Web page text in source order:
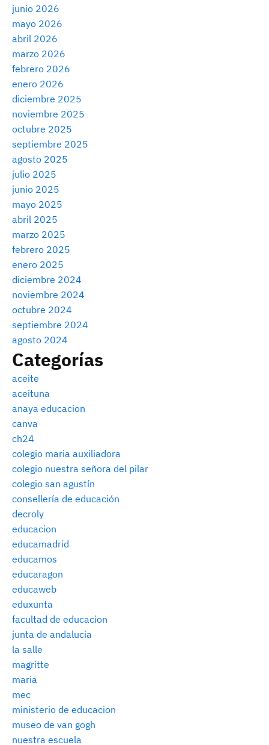
junio 2026
mayo 2026
abril 2026
marzo 2026
febrero 2026
enero 2026
diciembre 2025
noviembre 2025
octubre 2025
septiembre 2025
agosto 2025
julio 2025
junio 2025
mayo 2025
abril 2025
marzo 2025
febrero 2025
enero 2025
diciembre 2024
noviembre 2024
octubre 2024
septiembre 2024
agosto 2024
Categorías
aceite
aceituna
anaya educacion
canva
ch24
colegio maria auxiliadora
colegio nuestra señora del pilar
colegio san agustín
consellería de educación
decroly
educacion
educamadrid
educamos
educaragon
educaweb
eduxunta
facultad de educacion
junta de andalucia
la salle
magritte
maria
mec
ministerio de educacion
museo de van gogh
nuestra escuela